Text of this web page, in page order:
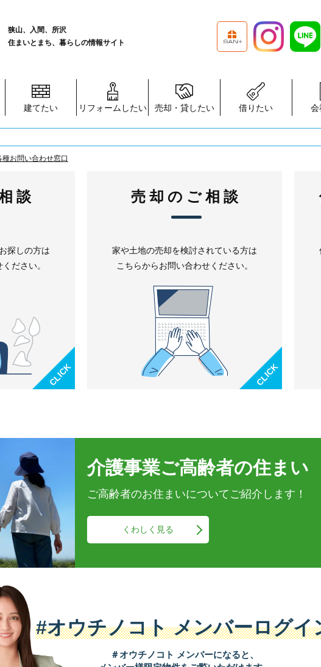
狭山、入間、所沢
住まいとまち、暮らしの情報サイト
建てたい リフォームしたい 売却・貸したい 借りたい 会
種お問い合わせ窓口
談
探しの方は
ださい。
売却のご相談
家や土地の売却を検討されている方は
こちらからお問い合わせください。
介護事業ご高齢者の住まい
ご高齢者のお住まいについてご紹介します！
くわしく見る
#オウチノコトメンバーログイ
＃オウチノコト メンバーになると、